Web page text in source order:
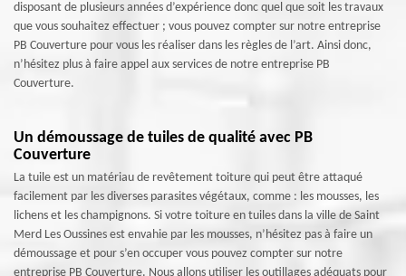
disposant de plusieurs années d’expérience donc quel que soit les travaux
que vous souhaitez effectuer ; vous pouvez compter sur notre entreprise
PB Couverture pour vous les réaliser dans les règles de l’art. Ainsi donc,
n’hésitez plus à faire appel aux services de notre entreprise PB
Couverture.
Un démoussage de tuiles de qualité avec PB
Couverture
La tuile est un matériau de revêtement toiture qui peut être attaqué
facilement par les diverses parasites végétaux, comme : les mousses, les
lichens et les champignons. Si votre toiture en tuiles dans la ville de Saint
Merd Les Oussines est envahie par les mousses, n’hésitez pas à faire un
démoussage et pour s’en occuper vous pouvez compter sur notre
entreprise PB Couverture. Nous allons utiliser les outillages adéquats pour